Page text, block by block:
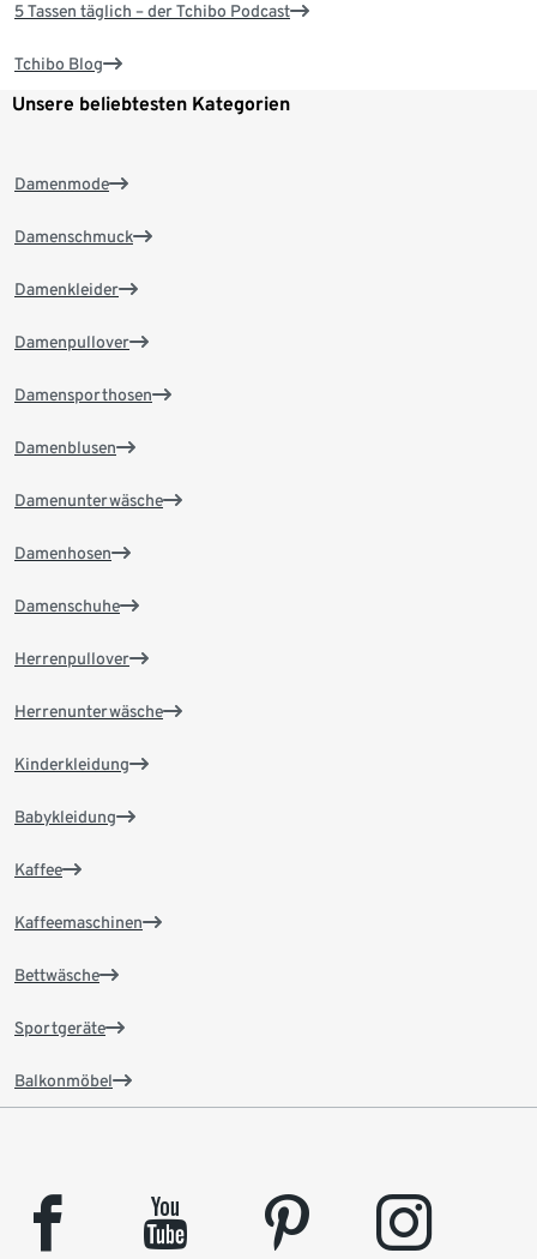
5 Tassen täglich – der Tchibo Podcast
Tchibo Blog
Unsere beliebtesten Kategorien
Damenmode
Damenschmuck
Damenkleider
Damenpullover
Damensporthosen
Damenblusen
Damenunterwäsche
Damenhosen
Damenschuhe
Herrenpullover
Herrenunterwäsche
Kinderkleidung
Babykleidung
Kaffee
Kaffeemaschinen
Bettwäsche
Sportgeräte
Balkonmöbel
facebook youtube pinterest instagram